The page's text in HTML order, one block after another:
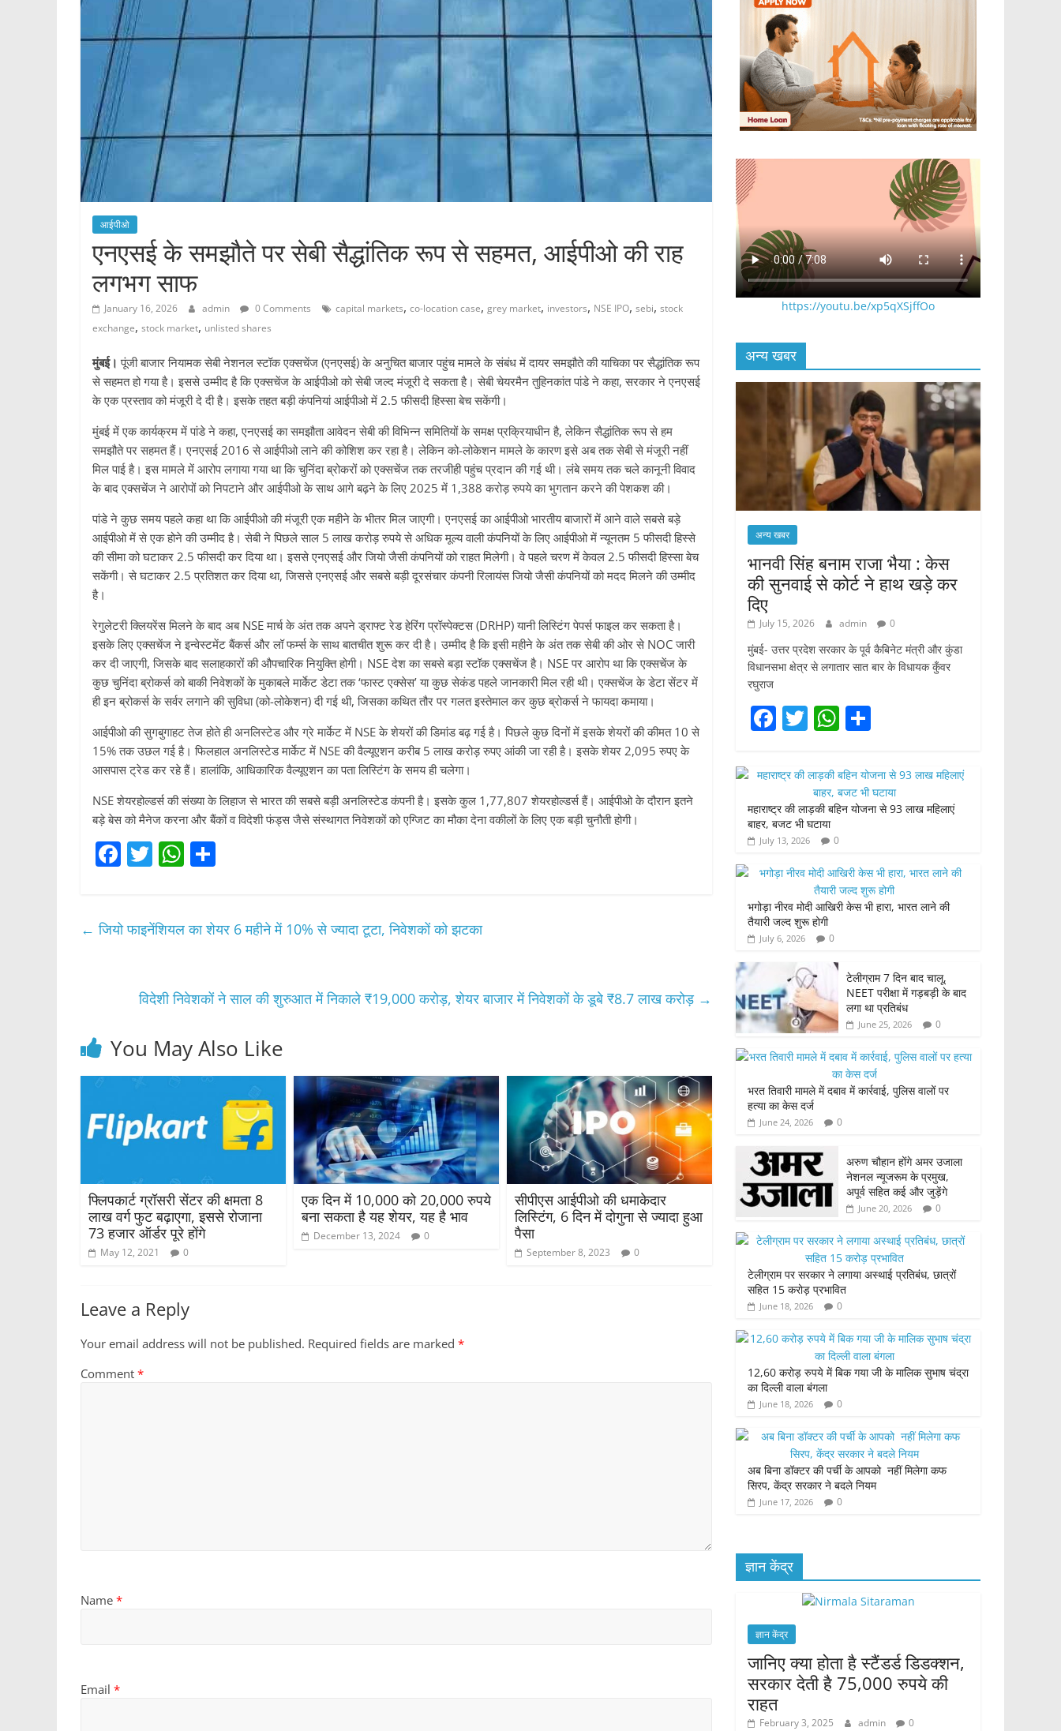
आईपीओ
एनएसई के समझौते पर सेबी सैद्धांतिक रूप से सहमत, आईपीओ की राह
लगभग साफ
January 16, 2026 admin 0 Comments capital markets, co-location case, grey market, investors, NSE IPO, sebi, stock
exchange, stock market, unlisted shares
मुंबई। पूंजी बाजार नियामक सेबी नेशनल स्टॉक एक्सचेंज (एनएसई) के अनुचित बाजार पहुंच मामले के संबंध में दायर समझौते की याचिका पर सैद्धांतिक रूप
से सहमत हो गया है। इससे उम्मीद है कि एक्सचेंज के आईपीओ को सेबी जल्द मंजूरी दे सकता है। सेबी चेयरमैन तुहिनकांत पांडे ने कहा, सरकार ने एनएसई
के एक प्रस्ताव को मंजूरी दे दी है। इसके तहत बड़ी कंपनियां आईपीओ में 2.5 फीसदी हिस्सा बेच सकेंगी।
मुंबई में एक कार्यक्रम में पांडे ने कहा, एनएसई का समझौता आवेदन सेबी की विभिन्न समितियों के समक्ष प्रक्रियाधीन है, लेकिन सैद्धांतिक रूप से हम
समझौते पर सहमत हैं। एनएसई 2016 से आईपीओ लाने की कोशिश कर रहा है। लेकिन को-लोकेशन मामले के कारण इसे अब तक सेबी से मंजूरी नहीं
मिल पाई है। इस मामले में आरोप लगाया गया था कि चुनिंदा ब्रोकरों को एक्सचेंज तक तरजीही पहुंच प्रदान की गई थी। लंबे समय तक चले कानूनी विवाद
के बाद एक्सचेंज ने आरोपों को निपटाने और आईपीओ के साथ आगे बढ़ने के लिए 2025 में 1,388 करोड़ रुपये का भुगतान करने की पेशकश की।
पांडे ने कुछ समय पहले कहा था कि आईपीओ की मंजूरी एक महीने के भीतर मिल जाएगी। एनएसई का आईपीओ भारतीय बाजारों में आने वाले सबसे बड़े
आईपीओ में से एक होने की उम्मीद है। सेबी ने पिछले साल 5 लाख करोड़ रुपये से अधिक मूल्य वाली कंपनियों के लिए आईपीओ में न्यूनतम 5 फीसदी हिस्से
की सीमा को घटाकर 2.5 फीसदी कर दिया था। इससे एनएसई और जियो जैसी कंपनियों को राहत मिलेगी। वे पहले चरण में केवल 2.5 फीसदी हिस्सा बेच
सकेंगी। से घटाकर 2.5 प्रतिशत कर दिया था, जिससे एनएसई और सबसे बड़ी दूरसंचार कंपनी रिलायंस जियो जैसी कंपनियों को मदद मिलने की उम्मीद
है।
रेगुलेटरी क्लियरेंस मिलने के बाद अब NSE मार्च के अंत तक अपने ड्राफ्ट रेड हेरिंग प्रॉस्पेक्टस (DRHP) यानी लिस्टिंग पेपर्स फाइल कर सकता है।
इसके लिए एक्सचेंज ने इन्वेस्टमेंट बैंकर्स और लॉ फर्म्स के साथ बातचीत शुरू कर दी है। उम्मीद है कि इसी महीने के अंत तक सेबी की ओर से NOC जारी
कर दी जाएगी, जिसके बाद सलाहकारों की औपचारिक नियुक्ति होगी। NSE देश का सबसे बड़ा स्टॉक एक्सचेंज है। NSE पर आरोप था कि एक्सचेंज के
कुछ चुनिंदा ब्रोकर्स को बाकी निवेशकों के मुकाबले मार्केट डेटा तक ‘फास्ट एक्सेस’ या कुछ सेकंड पहले जानकारी मिल रही थी। एक्सचेंज के डेटा सेंटर में
ही इन ब्रोकर्स के सर्वर लगाने की सुविधा (को-लोकेशन) दी गई थी, जिसका कथित तौर पर गलत इस्तेमाल कर कुछ ब्रोकर्स ने फायदा कमाया।
आईपीओ की सुगबुगाहट तेज होते ही अनलिस्टेड और ग्रे मार्केट में NSE के शेयरों की डिमांड बढ़ गई है। पिछले कुछ दिनों में इसके शेयरों की कीमत 10 से
15% तक उछल गई है। फिलहाल अनलिस्टेड मार्केट में NSE की वैल्यूएशन करीब 5 लाख करोड़ रुपए आंकी जा रही है। इसके शेयर 2,095 रुपए के
आसपास ट्रेड कर रहे हैं। हालांकि, आधिकारिक वैल्यूएशन का पता लिस्टिंग के समय ही चलेगा।
NSE शेयरहोल्डर्स की संख्या के लिहाज से भारत की सबसे बड़ी अनलिस्टेड कंपनी है। इसके कुल 1,77,807 शेयरहोल्डर्स हैं। आईपीओ के दौरान इतने
बड़े बेस को मैनेज करना और बैंकों व विदेशी फंड्स जैसे संस्थागत निवेशकों को एग्जिट का मौका देना वकीलों के लिए एक बड़ी चुनौती होगी।
F
e
T
er
W
s
p
e
← जियो फाइनेंशियल का शेयर 6 महीने में 10% से ज्यादा टूटा, निवेशकों को झटका
विदेशी निवेशकों ने साल की शुरुआत में निकाले ₹19,000 करोड़, शेयर बाजार में निवेशकों के डूबे ₹8.7 लाख करोड़ →
You May Also Like
फ्लिपकार्ट ग्रॉसरी सेंटर की क्षमता 8
लाख वर्ग फुट बढ़ाएगा, इससे रोजाना
73 हजार ऑर्डर पूरे होंगे
May 12, 2021 0
एक दिन में 10,000 को 20,000 रुपये
बना सकता है यह शेयर, यह है भाव
December 13, 2024 0
सीपीएस आईपीओ की धमाकेदार
लिस्टिंग, 6 दिन में दोगुना से ज्यादा हुआ
पैसा
September 8, 2023 0
Leave a Reply
Your email address will not be published. Required fields are marked *
Comment *
Name *
Email *
https://youtu.be/xp5qXSjffOo
अन्य खबर
अन्य खबर
भानवी सिंह बनाम राजा भैया : केस
की सुनवाई से कोर्ट ने हाथ खड़े कर
दिए
July 15, 2026 admin 0
मुंबई- उत्तर प्रदेश सरकार के पूर्व कैबिनेट मंत्री और कुंडा
विधानसभा क्षेत्र से लगातार सात बार के विधायक कुँवर
रघुराज
F
c
b
o
o
k
T
itt
er
W
at
s
A
p
ar
e
महाराष्ट्र की लाड़की बहिन योजना से 93 लाख महिलाएं
बाहर, बजट भी घटाया
July 13, 2026 0
भगोड़ा नीरव मोदी आखिरी केस भी हारा, भारत लाने की
तैयारी जल्द शुरू होगी
July 6, 2026 0
टेलीग्राम 7 दिन बाद चालू,
NEET परीक्षा में गड़बड़ी के बाद
लगा था प्रतिबंध
June 25, 2026 0
भरत तिवारी मामले में दबाव में कार्रवाई, पुलिस वालों पर
हत्या का केस दर्ज
June 24, 2026 0
अरुण चौहान होंगे अमर उजाला
नेशनल न्यूजरूम के प्रमुख,
अपूर्व सहित कई और जुड़ेंगे
June 20, 2026 0
टेलीग्राम पर सरकार ने लगाया अस्थाई प्रतिबंध, छात्रों
सहित 15 करोड़ प्रभावित
June 18, 2026 0
12,60 करोड़ रुपये में बिक गया जी के मालिक सुभाष चंद्रा
का दिल्ली वाला बंगला
June 18, 2026 0
अब बिना डॉक्टर की पर्ची के आपको नहीं मिलेगा कफ
सिरप, केंद्र सरकार ने बदले नियम
June 17, 2026 0
ज्ञान केंद्र
ज्ञान केंद्र
जानिए क्या होता है स्टैंडर्ड डिडक्शन,
सरकार देती है 75,000 रुपये की
राहत
February 3, 2025 admin 0